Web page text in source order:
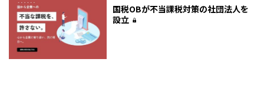
国税OBが不当課税対策の社団法人を
設立